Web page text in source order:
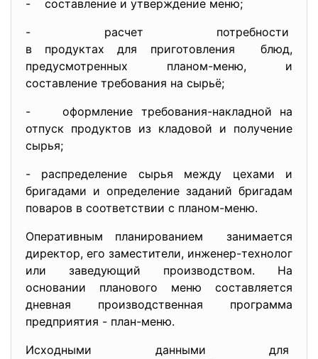
- составление и утверждение меню;
- расчет потребности
в продуктах для приготовления блюд,
предусмотренных планом-меню, и
составление требования на сырьё;
- оформление требования-накладной на
отпуск продуктов из кладовой и получение
сырья;
- распределение сырья между цехами и
бригадами и определение заданий бригадам
поваров в соответствии с планом-меню.
Оперативным планированием занимается
директор, его заместители, инженер-технолог
или заведующий производством. На
основании планового меню составляется
дневная производственная программа
предприятия - план-меню.
Исходными данными для